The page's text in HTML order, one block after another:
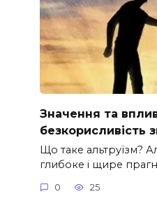
Значення та
безкорисливість
Що таке альтруїзм?
глибоке і щире
0 25